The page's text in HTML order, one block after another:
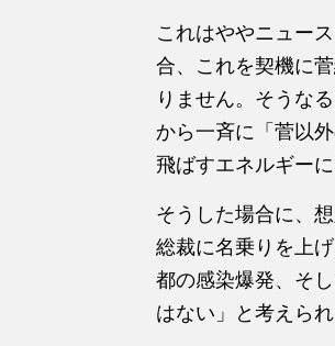
これはややニュー
合、これを契機に
りません。そうな
から一斉に「菅以
飛ばすエネルギー
そうした場合に、
総裁に名乗りを上
都の感染爆発、そ
はない」と考えられ